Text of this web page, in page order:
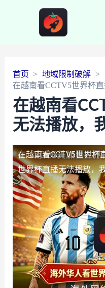
首页
地域限制破解
在越南看CCTV5世界杯
在越南看
无法播放，
在越南看CCTV5世界杯
世界杯直播无法播放，